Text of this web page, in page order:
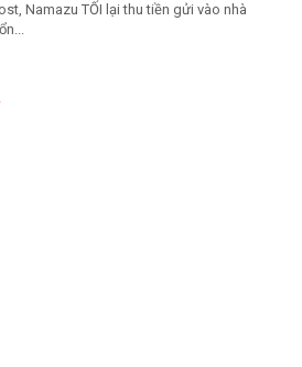
Namazu TỐI lại thu tiền gửi vào nhà